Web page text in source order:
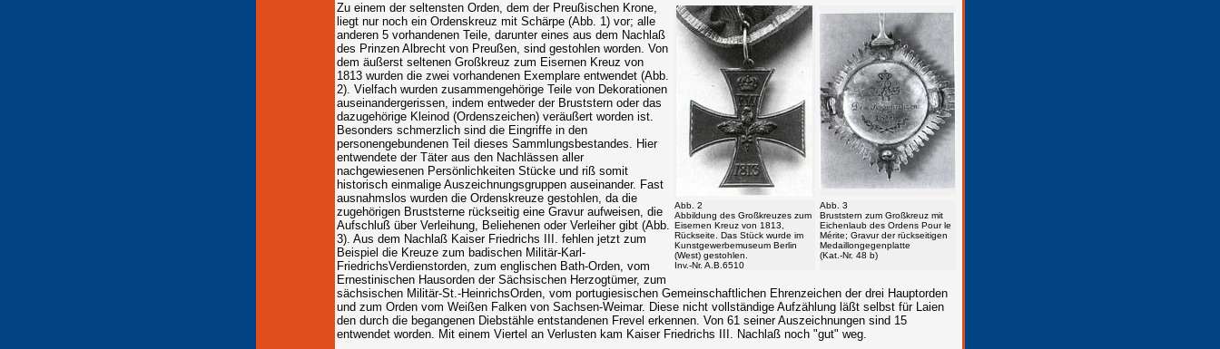
Abb. 2
Abbildung des Großkreuzes zum
Eisernen Kreuz von 1813,
Rückseite. Das Stück wurde im
Kunstgewerbemuseum Berlin
(West) gestohlen.
Inv.-Nr. A.B.6510
Abb. 3
Bruststern zum Großkreuz mit
Eichenlaub des Ordens Pour le
Mérite; Gravur der rückseitigen
Medaillongegenplatte
(Kat.-Nr. 48 b)
Zu einem der seltensten Orden, dem der Preußischen Krone,
liegt nur noch ein Ordenskreuz mit Schärpe (Abb. 1) vor; alle
anderen 5 vorhandenen Teile, darunter eines aus dem Nachlaß
des Prinzen Albrecht von Preußen, sind gestohlen worden. Von
dem äußerst seltenen Großkreuz zum Eisernen Kreuz von
1813 wurden die zwei vorhandenen Exemplare entwendet (Abb.
2). Vielfach wurden zusammengehörige Teile von Dekorationen
auseinandergerissen, indem entweder der Bruststern oder das
dazugehörige Kleinod (Ordenszeichen) veräußert worden ist.
Besonders schmerzlich sind die Eingriffe in den
personengebundenen Teil dieses Sammlungsbestandes. Hier
entwendete der Täter aus den Nachlässen aller
nachgewiesenen Persönlichkeiten Stücke und riß somit
historisch einmalige Auszeichnungsgruppen auseinander. Fast
ausnahmslos wurden die Ordenskreuze gestohlen, da die
zugehörigen Bruststerne rückseitig eine Gravur aufweisen, die
Aufschluß über Verleihung, Beliehenen oder Verleiher gibt (Abb.
3). Aus dem Nachlaß Kaiser Friedrichs III. fehlen jetzt zum
Beispiel die Kreuze zum badischen Militär-Karl-
FriedrichsVerdienstorden, zum englischen Bath-Orden, vom
Ernestinischen Hausorden der Sächsischen Herzogtümer, zum
sächsischen Militär-St.-HeinrichsOrden, vom portugiesischen Gemeinschaftlichen Ehrenzeichen der drei Hauptorden
und zum Orden vom Weißen Falken von Sachsen-Weimar. Diese nicht vollständige Aufzählung läßt selbst für Laien
den durch die begangenen Diebstähle entstandenen Frevel erkennen. Von 61 seiner Auszeichnungen sind 15
entwendet worden. Mit einem Viertel an Verlusten kam Kaiser Friedrichs III. Nachlaß noch "gut" weg.